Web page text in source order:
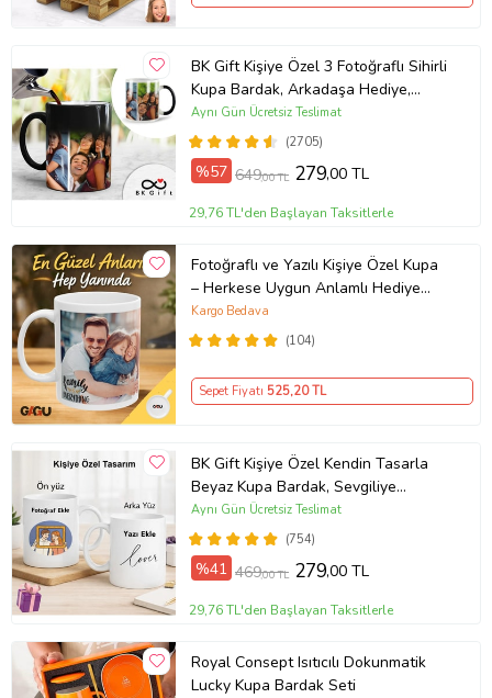
BK Gift Kişiye Özel 3 Fotoğraflı Sihirli
Kupa Bardak, Arkadaşa Hediye,
Sevgiliye Hediye
(2705)
Aynı Gün Ücretsiz Teslimat
%57 649,00 TL 279,00 TL
29,76 TL'den Başlayan Taksitlerle
Fotoğraflı ve Yazılı Kişiye Özel Kupa
– Herkese Uygun Anlamlı Hediye
Porselen Baskılı Kupa (Beyaz)
(104)
Kargo Bedava
Sepet Fiyatı 525,20 TL
BK Gift Kişiye Özel Kendin Tasarla
Beyaz Kupa Bardak, Sevgiliye
Hediye, Arkadaşa Hediye, Doğum
Günü Hediyesi(754)
Aynı Gün Ücretsiz Teslimat
%41 469,00 TL 279,00 TL
29,76 TL'den Başlayan Taksitlerle
Royal Consept Isıtıcılı Dokunmatik
Lucky Kupa Bardak Seti